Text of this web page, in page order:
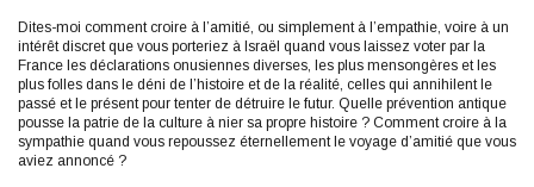
Dites-moi comment croire à l’amitié, ou simplement à l’empathie, voire à un
intérêt discret que vous porteriez à Israël quand vous laissez voter par la
France les déclarations onusiennes diverses, les plus mensongères et les
plus folles dans le déni de l’histoire et de la réalité, celles qui annihilent le
passé et le présent pour tenter de détruire le futur. Quelle prévention antique
pousse la patrie de la culture à nier sa propre histoire ? Comment croire à la
sympathie quand vous repoussez éternellement le voyage d’amitié que vous
aviez annoncé ?